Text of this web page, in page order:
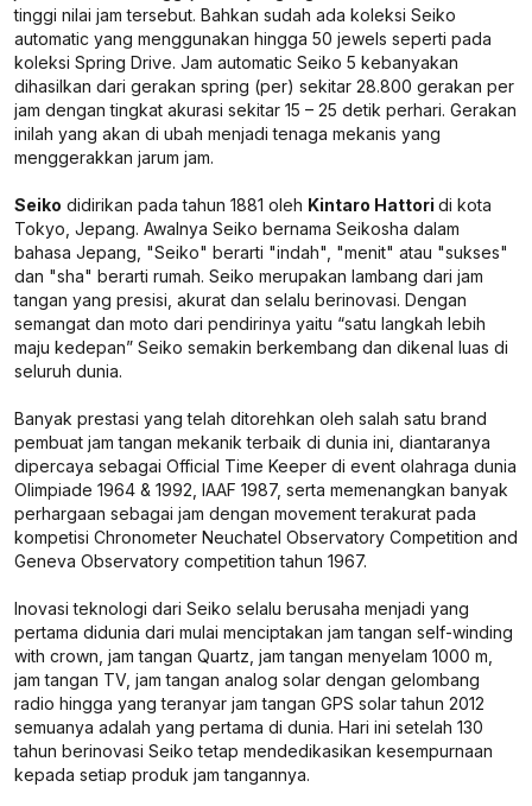
tinggi nilai jam tersebut. Bahkan sudah ada koleksi Seiko
automatic yang menggunakan hingga 50 jewels seperti pada
koleksi Spring Drive. Jam automatic Seiko 5 kebanyakan
dihasilkan dari gerakan spring (per) sekitar 28.800 gerakan per
jam dengan tingkat akurasi sekitar 15 – 25 detik perhari. Gerakan
inilah yang akan di ubah menjadi tenaga mekanis yang
menggerakkan jarum jam.
Seiko didirikan pada tahun 1881 oleh Kintaro Hattori di kota
Tokyo, Jepang. Awalnya Seiko bernama Seikosha dalam
bahasa Jepang, "Seiko" berarti "indah", "menit" atau "sukses"
dan "sha" berarti rumah. Seiko merupakan lambang dari jam
tangan yang presisi, akurat dan selalu berinovasi. Dengan
semangat dan moto dari pendirinya yaitu “satu langkah lebih
maju kedepan” Seiko semakin berkembang dan dikenal luas di
seluruh dunia.
Banyak prestasi yang telah ditorehkan oleh salah satu brand
pembuat jam tangan mekanik terbaik di dunia ini, diantaranya
dipercaya sebagai Official Time Keeper di event olahraga dunia
Olimpiade 1964 & 1992, IAAF 1987, serta memenangkan banyak
perhargaan sebagai jam dengan movement terakurat pada
kompetisi Chronometer Neuchatel Observatory Competition and
Geneva Observatory competition tahun 1967.
Inovasi teknologi dari Seiko selalu berusaha menjadi yang
pertama didunia dari mulai menciptakan jam tangan self-winding
with crown, jam tangan Quartz, jam tangan menyelam 1000 m,
jam tangan TV, jam tangan analog solar dengan gelombang
radio hingga yang teranyar jam tangan GPS solar tahun 2012
semuanya adalah yang pertama di dunia. Hari ini setelah 130
tahun berinovasi Seiko tetap mendedikasikan kesempurnaan
kepada setiap produk jam tangannya.